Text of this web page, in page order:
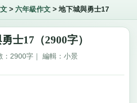
> 六年級作文> 地下城與勇士17
士17（2900字）
：2900字｜ 編輯：小景